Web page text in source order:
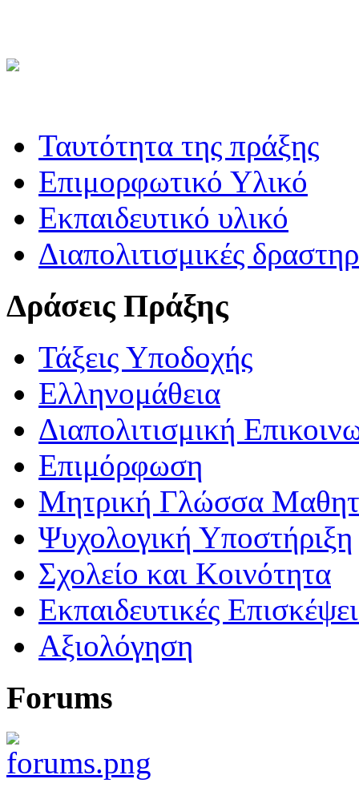
Ταυτότητα της πράξης
Επιμορφωτικό Υλικό
Εκπαιδευτικό υλικό
Διαπολιτισμικές
Δράσεις Πράξης
Τάξεις Υποδοχής
Ελληνομάθεια
Διαπολιτισμική
Επιμόρφωση
Μητρική Γλώσσα
Ψυχολογική Υποστήριξη
Σχολείο και Κοινότητα
Εκπαιδευτικές
Αξιολόγηση
Forums